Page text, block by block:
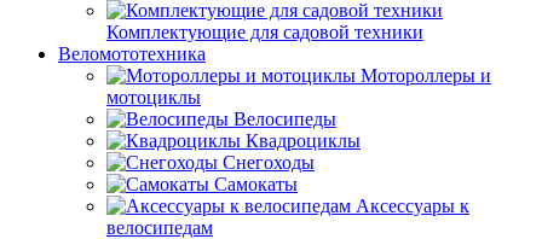
Комплектующие для садовой техники
Веломототехника
Мотороллеры и
мотоциклы
Велосипеды
Квадроциклы
Снегоходы
Самокаты
Аксессуары к
велосипедам